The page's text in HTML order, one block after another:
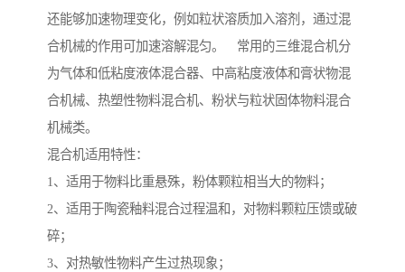
还能够加速物理变化，例如粒状溶质加入溶剂，通过混
合机械的作用可加速溶解混匀。 常用的三维混合机分
为气体和低粘度液体混合器、中高粘度液体和膏状物混
合机械、热塑性物料混合机、粉状与粒状固体物料混合
机械类。
混合机适用特性：
1、适用于物料比重悬殊，粉体颗粒相当大的物料；
2、适用于陶瓷釉料混合过程温和，对物料颗粒压馈或破
碎；
3、对热敏性物料产生过热现象；